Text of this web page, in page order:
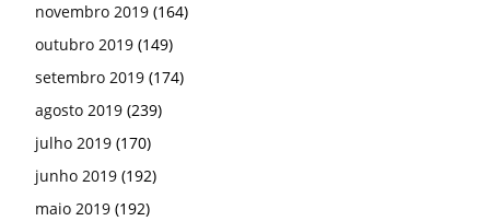
novembro 2019 (164)
outubro 2019 (149)
setembro 2019 (174)
agosto 2019 (239)
julho 2019 (170)
junho 2019 (192)
maio 2019 (192)